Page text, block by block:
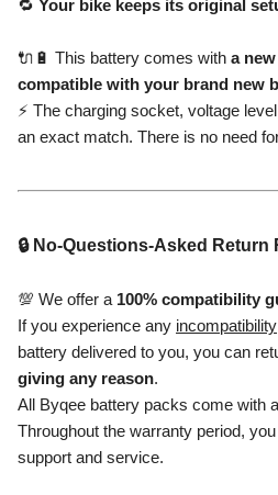
🔁 Your bike keeps its original
🔌🔋 This battery comes with a
compatible with your brand new
⚡ The charging socket, voltage
an exact match. There is no need
🔒 No-Questions-Asked Return
💯 We offer a 100% compatibility
If you experience any incompatibility
battery delivered to you, you can
giving any reason.
All Byqee battery packs come with a
Throughout the warranty period,
support and service.